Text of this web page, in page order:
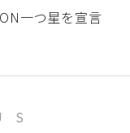
一つ星を宣言